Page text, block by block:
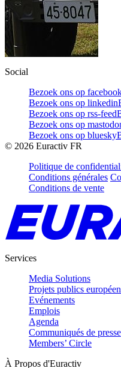
Social
Bezoek ons op
Bezoek ons op linkedin
Bezoek ons op rss-feed
Bezoek ons op
Bezoek ons op bluesky
© 2026 Euractiv FR
Politique de
Conditions générales
Conditions de vente
Services
Media Solutions
Projets publics
Evénements
Emplois
Agenda
Communiqués de presse
Members’ Circle
À Propos d'Euractiv